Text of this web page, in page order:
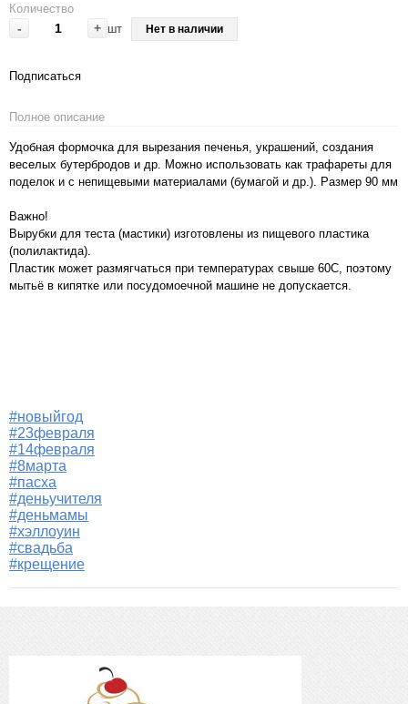
Количество
- + шт Нет в наличии
Подписаться
Полное описание
Удобная формочка для вырезания печенья, украшений, создания
веселых бутербродов и др. Можно использовать как трафареты для
поделок и с непищевыми материалами (бумагой и др.). Размер 90 мм
Важно!
Вырубки для теста (мастики) изготовлены из пищевого пластика
(полилактида).
Пластик может размягчаться при температурах свыше 60С, поэтому
мытьё в кипятке или посудомоечной машине не допускается.
#новыйгод
#23февраля
#14февраля
#8марта
#пасха
#деньучителя
#деньмамы
#хэллоуин
#свадьба
#крещение